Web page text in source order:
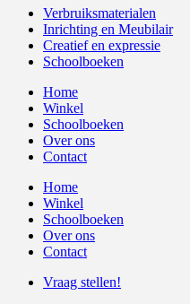
Verbruiksmaterialen
Inrichting en Meubilair
Creatief en expressie
Schoolboeken
Home
Winkel
Schoolboeken
Over ons
Contact
Home
Winkel
Schoolboeken
Over ons
Contact
Vraag stellen!